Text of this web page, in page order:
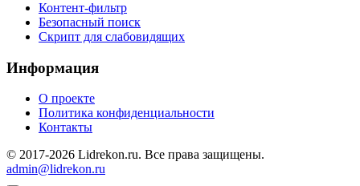
Контент-фильтр
Безопасный поиск
Скрипт для слабовидящих
Информация
О проекте
Политика конфиденциальности
Контакты
© 2017-2026 Lidrekon.ru. Все права защищены.
admin@lidrekon.ru